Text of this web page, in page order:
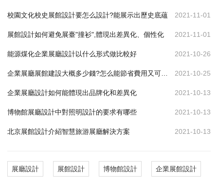
校園文化校史展館設計要怎么設計?能展示出歷史底蘊 2021-11-01
展館設計如何避免展臺"撞衫",體現出差異化、個性化 2021-11-01
能源煤化企業展廳設計以什么形式做比較好 2021-10-26
2021-10-25
企業展廳設計如何能體現出品牌化和差異化 2021-10-13
博物館展廳設計中對照明設計的要求有哪些 2021-10-13
北京展館設計介紹智慧旅游展廳解決方案 2021-10-13
展廳設計 展館設計 博物館設計 企業展館設計